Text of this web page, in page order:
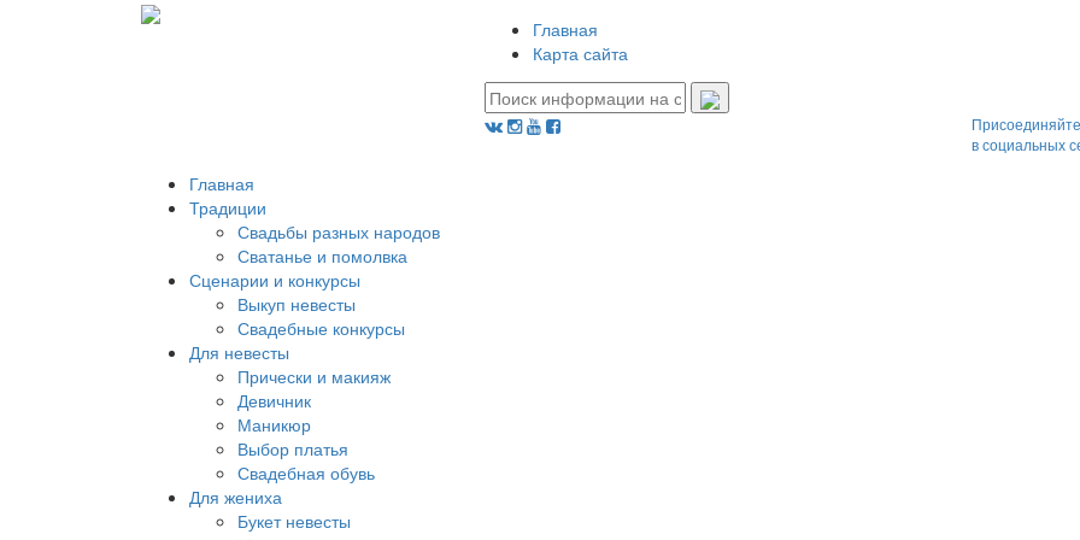
Главная
Карта сайта
в социальных
Главная
Традиции
Свадьбы разных народов
Сватанье и помолвка
Сценарии и конкурсы
Выкуп невесты
Свадебные конкурсы
Для невесты
Прически и макияж
Девичник
Маникюр
Выбор платья
Свадебная обувь
Для жениха
Букет невесты